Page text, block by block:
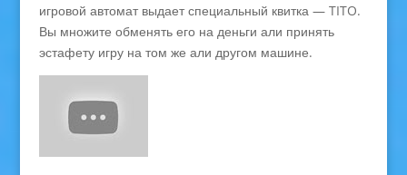
игровой автомат выдает специальный квитка — TITO.
Вы множите обменять его на деньги али принять
эстафету игру на том же али другом машине.